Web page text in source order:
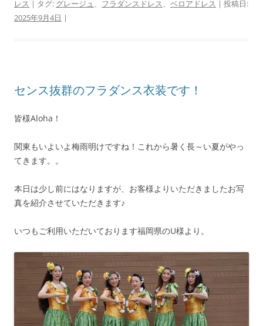
レス | タグ: グレージュ、 フラダンスドレス、 ベロアドレス | 投稿日:
2025年9月4日 |
センス抜群のフラダンス衣装です！
皆様Aloha！
関東もいよいよ梅雨明けですね！これから暑く長～い夏がやっ
てきます。。
本日は少し前にはなりますが、お客様よりいただきましたお写
真を紹介させていただきます♪
いつもご利用いただいております福岡県のU様より。